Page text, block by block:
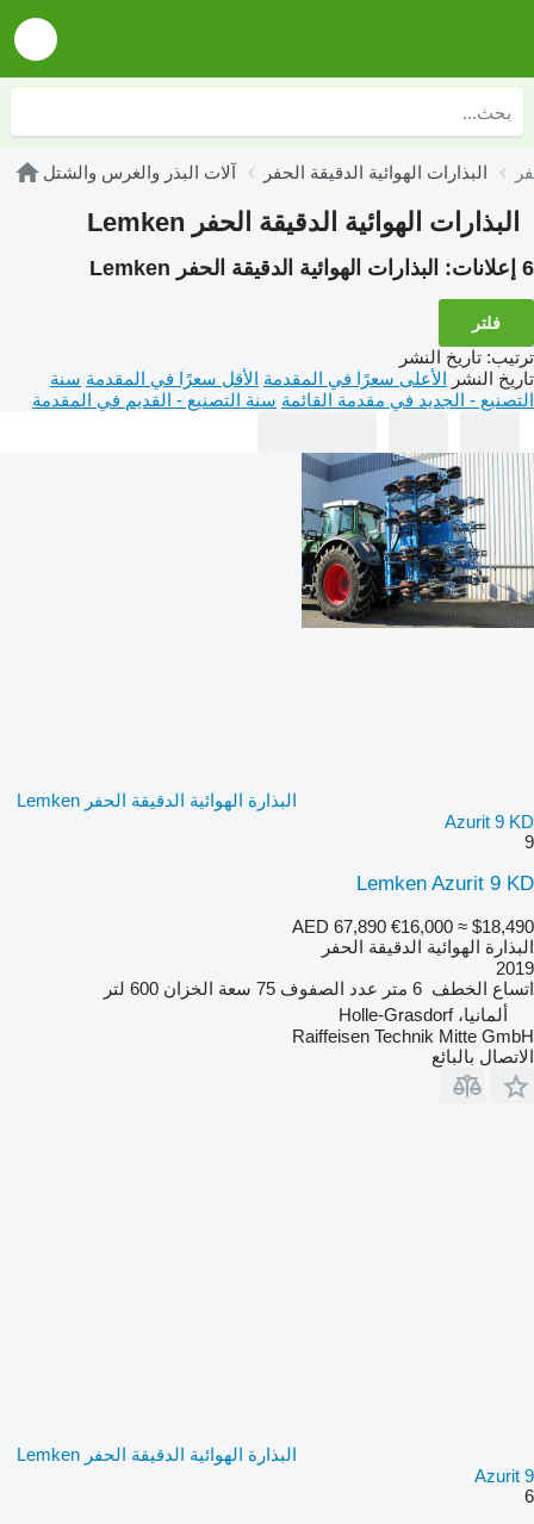
آلات البذر والغرس والشتل البذارات الهوائية الدقيقة الحفر
البذارات الهوائية الدقيقة الحفر Lemken
6 إعلانات: البذارات الهوائية الدقيقة الحفر Lemken
فلتر
ترتيب: تاريخ النشر
تاريخ النشر الأعلى سعرًا في المقدمة الأقل سعرًا في المقدمة سنة
التصنيع - الجديد في مقدمة القائمة سنة التصنيع - القديم في المقدمة
البذارة الهوائية الدقيقة الحفر Lemken
Azurit 9 KD
9
Lemken Azurit 9 KD
AED 67,890 €16,000 ≈ $18,490
البذارة الهوائية الدقيقة الحفر
2019
اتساع الخطف 6 متر عدد الصفوف 75 سعة الخزان 600 لتر
ألمانيا، Holle-Grasdorf
Raiffeisen Technik Mitte GmbH
الاتصال بالبائع
البذارة الهوائية الدقيقة الحفر Lemken
Azurit 9
6